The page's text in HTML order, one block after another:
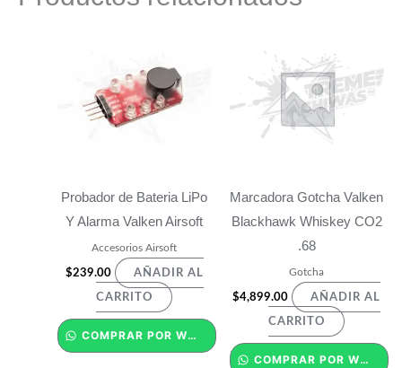
Probador de Bateria LiPo
Y Alarma Valken Airsoft
Accesorios Airsoft
$239.00 AÑADIR AL
CARRITO
COMPRAR POR WHATSAPP
Marcadora Gotcha Valken
Blackhawk Whiskey CO2
.68
Gotcha
$4,899.00 AÑADIR AL
CARRITO
COMPRAR POR WHATSAPP